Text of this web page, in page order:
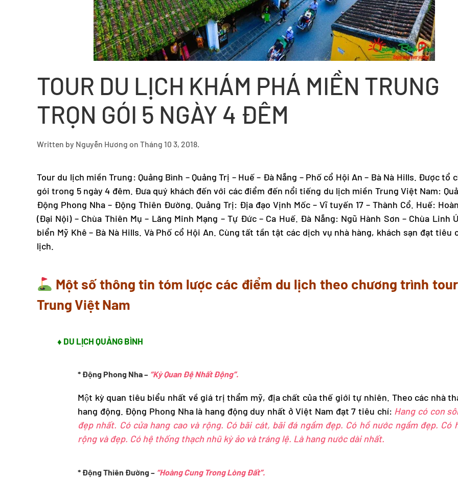
TOUR DU LỊCH KHÁM PHÁ MIỀN TRUNG
TRỌN GÓI 5 NGÀY 4 ĐÊM
Written by Nguyễn Hương on Tháng 10 3, 2018.
Tour du lịch miền Trung: Quảng Bình – Quảng Trị – Huế – Đà Nẵng – Phố cổ Hội An – Bà Nà Hills. Được tổ
gói trong 5 ngày 4 đêm. Đưa quý khách đến với các điểm đến nổi tiếng du lịch miền Trung Việt Nam:
Động Phong Nha – Động Thiên Đường. Quảng Trị: Địa đạo Vịnh Mốc – Vĩ tuyến 17 – Thành Cổ. Huế:
(Đại Nội) – Chùa Thiên Mụ – Lăng Minh Mạng – Tự Đức – Ca Huế. Đà Nẵng: Ngũ Hành Sơn – Chùa Linh
biển Mỹ Khê – Bà Nà Hills. Và Phố cổ Hội An. Cùng tất tần tật các dịch vụ nhà hàng, khách sạn đạt tiêu
lịch.
Một số thông tin tóm lược các điểm du lịch theo chương trình
Trung Việt Nam
♦ DU LỊCH QUẢNG BÌNH
* Động Phong Nha – “Kỳ Quan Đệ Nhất Động”.
Một kỳ quan tiêu biểu nhất về giá trị thẩm mỹ, địa chất của thế giới tự nhiên. Theo các nhà
hang động. Động Phong Nha là hang động duy nhất ở Việt Nam đạt 7 tiêu chí: Hang có con
đẹp nhất. Có cửa hang cao và rộng. Có bãi cát, bãi đá ngầm đẹp. Có hồ nước ngầm đẹp. Có
rộng và đẹp. Có hệ thống thạch nhũ kỳ ảo và tráng lệ. Là hang nước dài nhất.
* Động Thiên Đường – “Hoàng Cung Trong Lòng Đất”.